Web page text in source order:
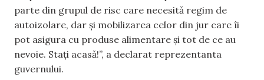
parte din grupul de risc care necesită regim de
autoizolare, dar și mobilizarea celor din jur care îi
pot asigura cu produse alimentare și tot de ce au
nevoie. Stați acasă!”, a declarat reprezentanta
guvernului.